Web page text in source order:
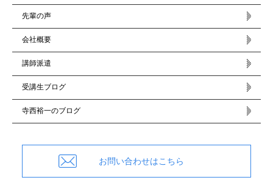
先輩の声
会社概要
講師派遣
受講生ブログ
寺西裕一のブログ
お問い合わせはこちら